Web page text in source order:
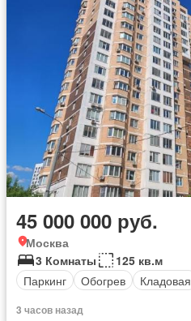
45 000 000 руб.
Москва
3 Комнаты
125 кв.м
Паркинг
Обогрев Кладовая
3 часов назад